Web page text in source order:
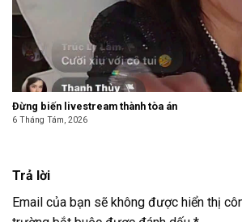
Đừng biến livestream thành tòa án
6 Tháng Tám, 2026
Trả lời
Email của bạn sẽ không được hiển thị